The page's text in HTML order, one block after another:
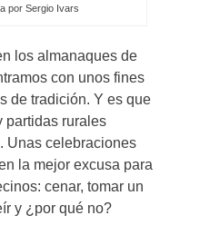
por Sergio Ivars
los almanaques de
con unos fines
de tradición. Y es que
partidas rurales
Unas celebraciones
la mejor excusa para
cenar, tomar un
y ¿por qué no?